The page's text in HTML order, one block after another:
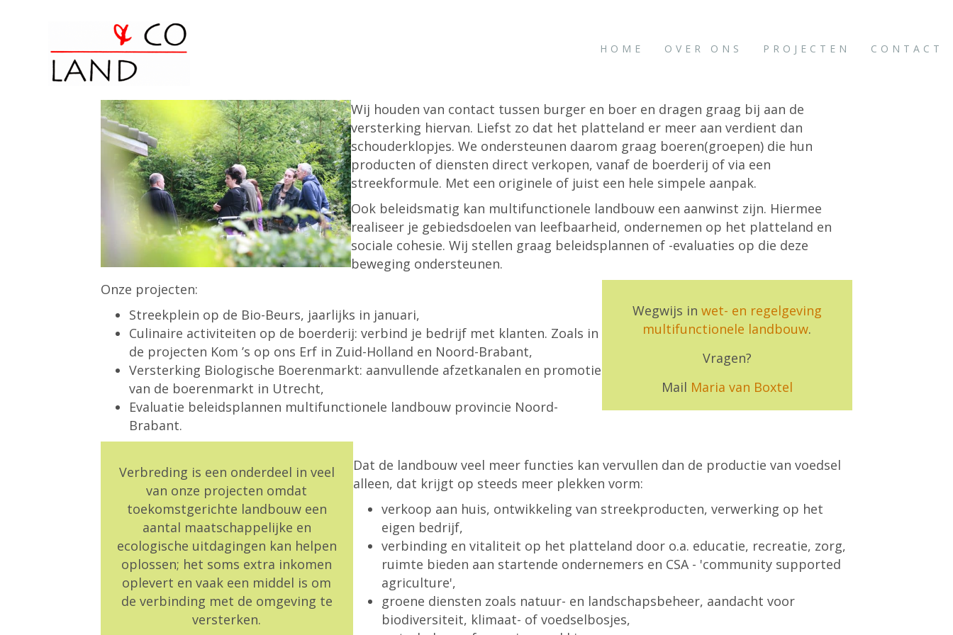
HOME OVER ONS PROJECTEN CONTACT
Wij houden van contact tussen burger en boer en dragen graag bij aan de
versterking hiervan. Liefst zo dat het platteland er meer aan verdient dan
schouderklopjes. We ondersteunen daarom graag boeren(groepen) die hun
producten of diensten direct verkopen, vanaf de boerderij of via een
streekformule. Met een originele of juist een hele simpele aanpak.
Ook beleidsmatig kan multifunctionele landbouw een aanwinst zijn. Hiermee
realiseer je gebiedsdoelen van leefbaarheid, ondernemen op het platteland en
sociale cohesie. Wij stellen graag beleidsplannen of -evaluaties op die deze
beweging ondersteunen.
Onze projecten:
Streekplein op de Bio-Beurs, jaarlijks in januari,
Culinaire activiteiten op de boerderij: verbind je bedrijf met klanten. Zoals in
de projecten Kom ’s op ons Erf in Zuid-Holland en Noord-Brabant,
Versterking Biologische Boerenmarkt: aanvullende afzetkanalen en promotie
van de boerenmarkt in Utrecht,
Evaluatie beleidsplannen multifunctionele landbouw provincie Noord-
Brabant.
Wegwijs in wet- en regelgeving
multifunctionele landbouw.
Vragen?
Mail Maria van Boxtel
Verbreding is een onderdeel in veel
van onze projecten omdat
toekomstgerichte landbouw een
aantal maatschappelijke en
ecologische uitdagingen kan helpen
oplossen; het soms extra inkomen
oplevert en vaak een middel is om
de verbinding met de omgeving te
versterken.
Dat de landbouw veel meer functies kan vervullen dan de productie van voedsel
alleen, dat krijgt op steeds meer plekken vorm:
verkoop aan huis, ontwikkeling van streekproducten, verwerking op het
eigen bedrijf,
verbinding en vitaliteit op het platteland door o.a. educatie, recreatie, zorg,
ruimte bieden aan startende ondernemers en CSA - 'community supported
agriculture',
groene diensten zoals natuur- en landschapsbeheer, aandacht voor
biodiversiteit, klimaat- of voedselbosjes,